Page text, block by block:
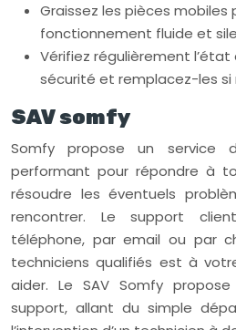
Graissez les pièces mobiles
fonctionnement fluide et
Vérifiez régulièrement
sécurité et remplacez-les si
SAV somfy
Somfy propose un service
performant pour répondre à
résoudre les éventuels
rencontrer. Le support
téléphone, par email ou par
techniciens qualifiés est à
aider. Le SAV Somfy
support, allant du simple